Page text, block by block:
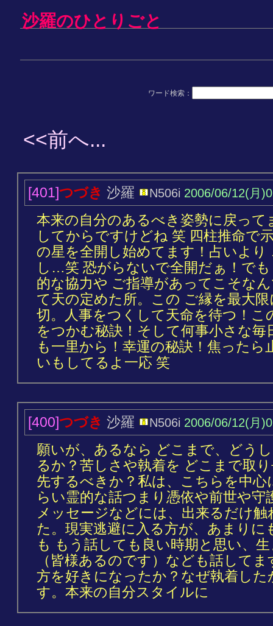
沙羅のひとりごと
ワード検索：
<<前へ...
[401]つづき 沙羅 N506i 2006/06/12(月
本来の自分のあるべき姿勢に戻って
してからですけどね 笑 四柱推命で
の星を全開し始めてます！占いより
し…笑 恐がらないで全開だぁ！で
的な協力や ご指導があってこそな
て天の定めた所。この ご縁を最大
切。人事をつくして天命を待つ！こ
をつかむ秘訣！そして何事小さな毎
も一里から！幸運の秘訣！焦った
いもしてるよ一応 笑
[400]つづき 沙羅 N506i 2006/06/12(月
願いが、あるなら どこまで、どう
るか？苦しさや執着を どこまで取
先するべきか？私は、こちらを中
らい霊的な話つまり憑依や前世や
メッセージなどには、出来るだけ
た。現実逃避に入る方が、あまり
も もう話しても良い時期と思い、
（皆様あるのです）なども話して
方を好きになったか？なぜ執着し
す。本来の自分スタイルに